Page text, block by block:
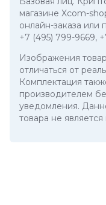
магазине Xcom-
онлайн-заказа или
+7 (495) 799-9669,
Изображения
отличаться от
Комплектация
производителем
уведомления.
товара не